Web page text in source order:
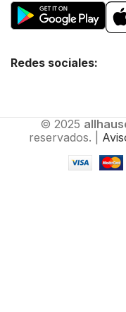
Redes sociales:
© 2025
reservados. |